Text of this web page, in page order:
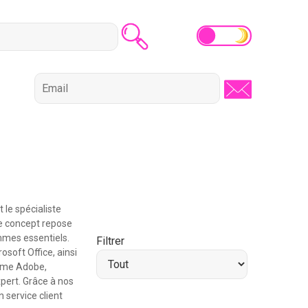
le spécialiste
concept repose
essentiels.
Office, ainsi
Adobe,
Grâce à nos
service client
Filtrer